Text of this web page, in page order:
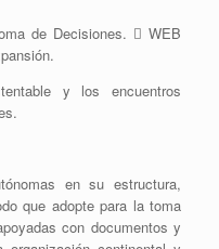
de Decisiones.  WEB
y los encuentros
en su estructura,
que adopte para la toma
con documentos y